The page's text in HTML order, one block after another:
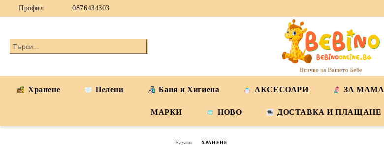
Профил 0876434303
Всичко за Вашето Бебе
Хранене Пелени Баня и Хигиена АКСЕСОАРИ ЗА МАМА
МАРКИ НОВО ДОСТАВКА И ПЛАЩАНЕ
Начало ХРАНЕНЕ